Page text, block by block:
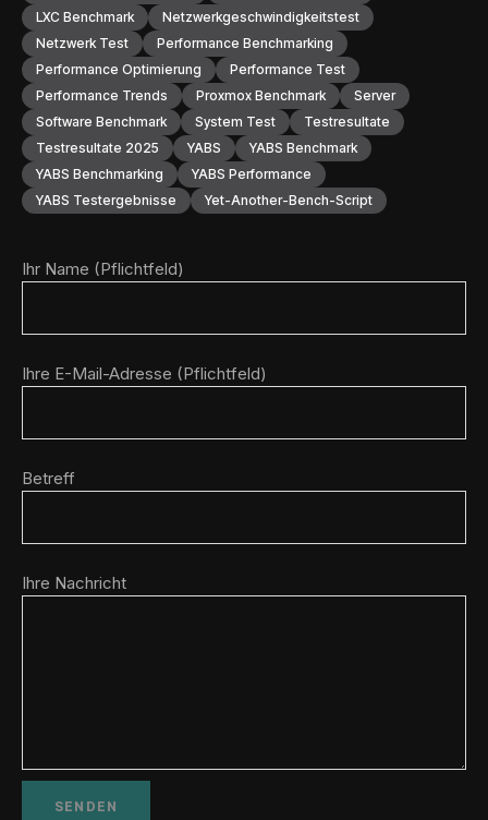
LXC Benchmark
Netzwerkgeschwindigkeitstest
Netzwerk Test
Performance Benchmarking
Performance Optimierung
Performance Test
Performance Trends
Proxmox Benchmark
Server
Software Benchmark
System Test
Testresultate
Testresultate 2025
YABS
YABS Benchmark
YABS Benchmarking
YABS Performance
YABS Testergebnisse
Yet-Another-Bench-Script
Ihr Name (Pflichtfeld)
Ihre E-Mail-Adresse (Pflichtfeld)
Betreff
Ihre Nachricht